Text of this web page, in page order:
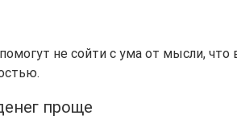
не сойти с ума от мысли, что
проще